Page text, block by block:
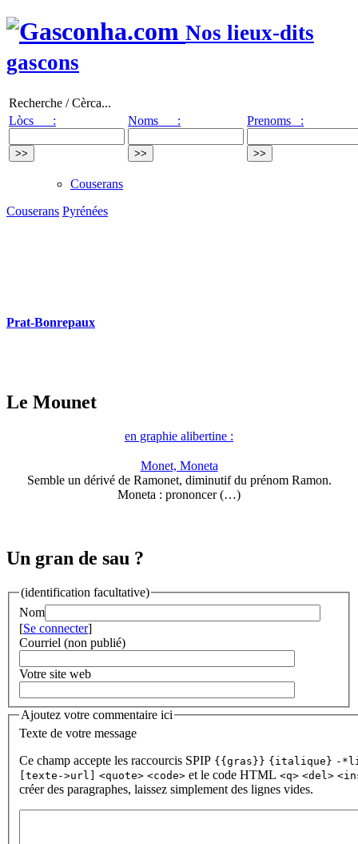
Nos lieux-dits
gascons
Recherche / Cèrca...
Lòcs :
Noms : Prenoms :
Couserans
Couserans Pyrénées
Prat-Bonrepaux
Le Mounet
en graphie alibertine :
Monet, Moneta
Semble un dérivé de Ramonet, diminutif du prénom Ramon.
Moneta : prononcer (…)
Un gran de sau ?
(identification facultative)
Nom
[Se connecter]
Courriel (non publié)
Votre site web
Ajoutez votre commentaire ici
Texte de votre message
Ce champ accepte les raccourcis SPIP {{gras}} {italique} -
[texte->url]
<quote> <code> et le code HTML <q> <del>
créer des paragraphes, laissez simplement des lignes vides.